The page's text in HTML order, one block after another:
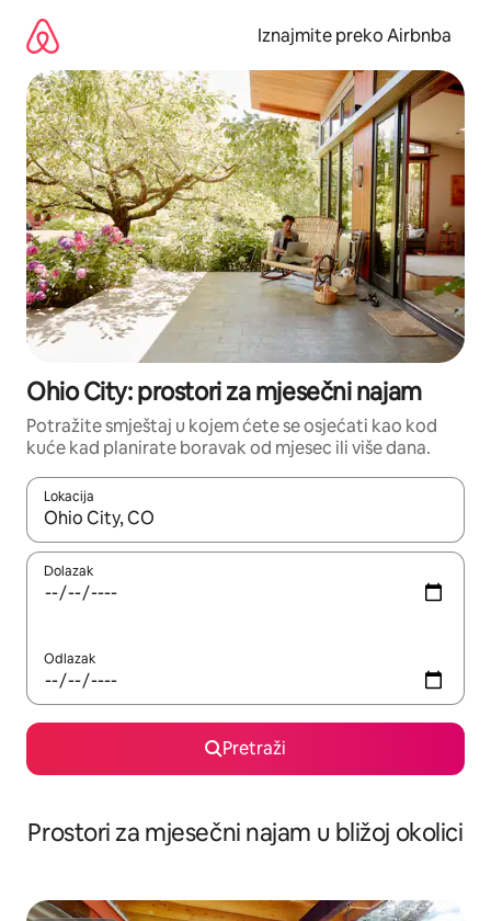
sadržaj
Iznajmite preko Airbnba
Ohio City: prostori za mjesečni najam
Potražite smještaj u kojem ćete se osjećati kao kod
kuće kad planirate boravak od mjesec ili više dana.
Lokacija
Kada budu dostupni rezultati, moći ćete ih pregledati
Dolazak
Odlazak
Pretraži
Prostori za mjesečni najam u bližoj okolici